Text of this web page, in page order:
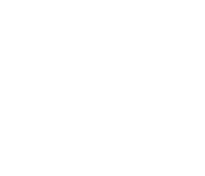
野生动物之间，欣赏令人惊叹的
息。